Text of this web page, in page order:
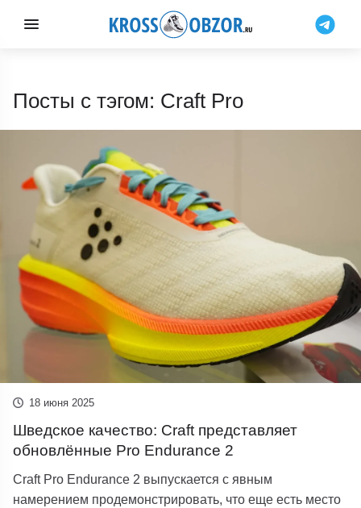
Посты с тэгом: Craft Pro
18 июня 2025
Шведское качество: Craft представляет
обновлённые Pro Endurance 2
Craft Pro Endurance 2 выпускается с явным
намерением продемонстрировать, что еще есть место